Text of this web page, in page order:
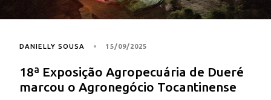
DANIELLY SOUSA 15/09/2025
18ª Exposição Agropecuária de Dueré
marcou o Agronegócio Tocantinense